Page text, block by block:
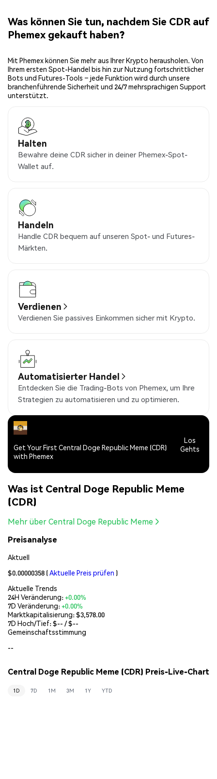
Was können Sie tun, nachdem Sie CDR auf
Phemex gekauft haben?
Mit Phemex können Sie mehr aus Ihrer Krypto herausholen. Von
Ihrem ersten Spot-Handel bis hin zur Nutzung fortschrittlicher
Bots und Futures-Tools – jede Funktion wird durch unsere
branchenführende Sicherheit und 24/7 mehrsprachigen Support
unterstützt.
Halten
Bewahre deine CDR sicher in deiner Phemex-Spot-
Wallet auf.
Handeln
Handle CDR bequem auf unseren Spot- und Futures-
Märkten.
Verdienen
Verdienen Sie passives Einkommen sicher mit Krypto.
Automatisierter Handel
Entdecken Sie die Trading-Bots von Phemex, um Ihre
Strategien zu automatisieren und zu optimieren.
Get Your First Central Doge Republic Meme (CDR)
with Phemex
Los
Gehts
Was ist Central Doge Republic Meme
(CDR)
Mehr über Central Doge Republic Meme
Preisanalyse
Aktuell
$0.00000358 (Aktuelle Preis prüfen )
Aktuelle Trends
24H Veränderung:+0.00%
7D Veränderung:+0.00%
Marktkapitalisierung:$3,578.00
7D Hoch/Tief: $-- / $--
Gemeinschaftsstimmung
--
Central Doge Republic Meme (CDR) Preis-Live-Chart
1D 7D 1M 3M 1Y YTD